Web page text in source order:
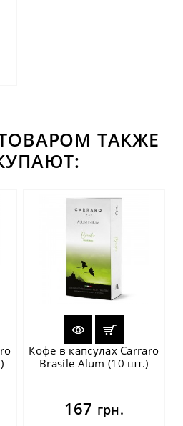
ТАКЖЕ
Кофе в капсулах Carraro
Brasile Alum (10 шт.)
167 грн.